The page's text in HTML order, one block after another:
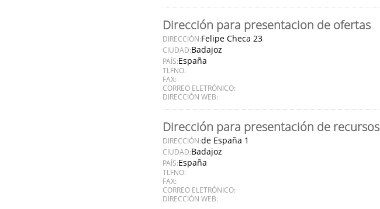
Dirección para presentacion de ofertas
DIRECCIÓN:Felipe Checa 23
CIUDAD:Badajoz
PAÍS:España
TLFNO:
FAX:
CORREO ELETRÓNICO:
DIRECCIÓN WEB:
Dirección para presentación de recursos
DIRECCIÓN:de España 1
CIUDAD:Badajoz
PAÍS:España
TLFNO:
FAX:
CORREO ELETRÓNICO:
DIRECCIÓN WEB: